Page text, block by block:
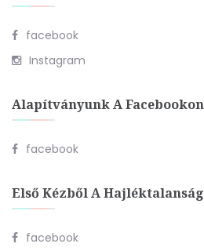
facebook
Instagram
Alapítványunk A Facebookon
facebook
Első Kézből A
facebook